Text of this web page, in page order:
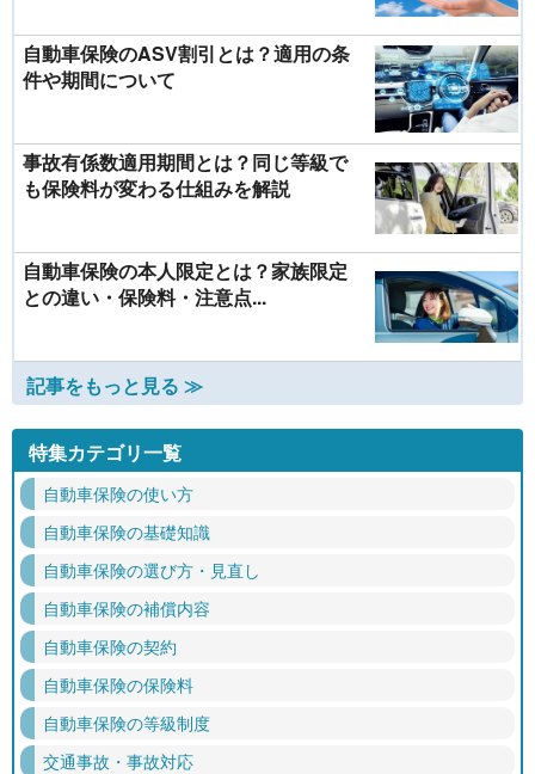
自動車保険のASV割引とは？適用の条
件や期間について
事故有係数適用期間とは？同じ等級で
も保険料が変わる仕組みを解説
自動車保険の本人限定とは？家族限定
との違い・保険料・注意点...
記事をもっと見る ≫
特集カテゴリ一覧
自動車保険の使い方
自動車保険の基礎知識
自動車保険の選び方・見直し
自動車保険の補償内容
自動車保険の契約
自動車保険の保険料
自動車保険の等級制度
交通事故・事故対応